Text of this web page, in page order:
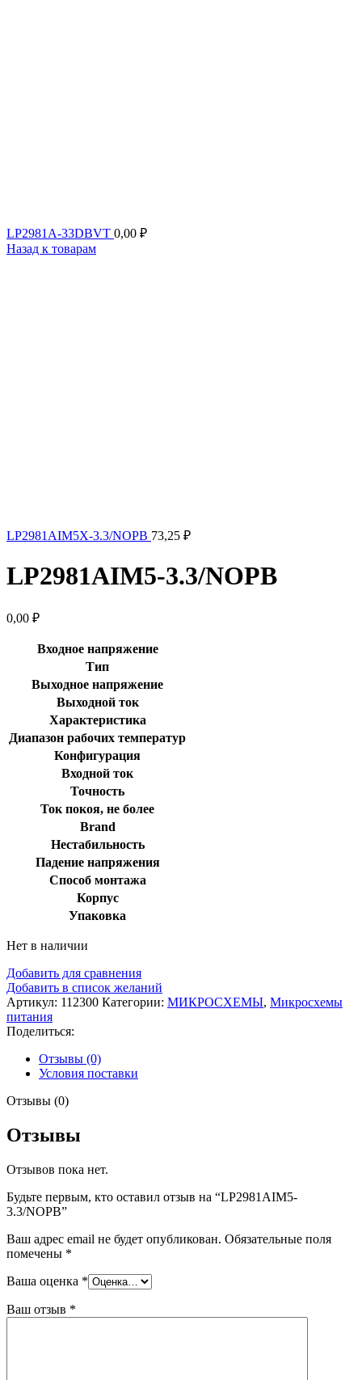
LP2981A-33DBVT 0,00 ₽
Назад к товарам
LP2981AIM5X-3.3/NOPB 73,25 ₽
LP2981AIM5-3.3/NOPB
0,00 ₽
Входное напряжение
Тип
Выходное напряжение
Выходной ток
Характеристика
Диапазон рабочих температур
Конфигурация
Входной ток
Точность
Ток покоя, не более
Brand
Нестабильность
Падение напряжения
Способ монтажа
Корпус
Упаковка
Нет в наличии
Добавить для сравнения
Добавить в список желаний
Артикул: 112300 Категории: МИКРОСХЕМЫ, Микросхемы
питания
Поделиться:
Отзывы (0)
Условия поставки
Отзывы (0)
Отзывы
Отзывов пока нет.
Будьте первым, кто оставил отзыв на “LP2981AIM5-
3.3/NOPB”
Ваш адрес email не будет опубликован. Обязательные поля
помечены *
Ваша оценка *
Ваш отзыв *